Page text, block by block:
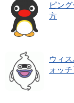
ピン
方
ウィ
ォッチ